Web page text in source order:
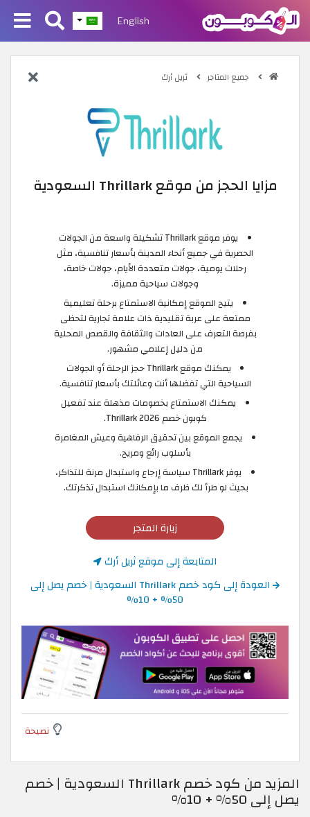
English
جميع المتاجر ثريل أرك
مزايا الحجز من موقع Thrillark السعودية
يوفر موقع Thrillark تشكيلة واسعة من الجولات
الحصرية في جميع أنحاء المدينة بأسعار تنافسية، مثل
رحلات يومية، جولات متعددة الأيام، جولات خاصة،
وجولات سياحية مميزة.
يتيح الموقع إمكانية الاستمتاع برحلة تعليمية
ممتعة على عربة تقليدية ذات علامة تجارية لتحظى
بفرصة التعرف على العادات والثقافة والقصص المحلية
من دليل إعلامي مشهور.
يمكنك موقع Thrillark حجز الرحلة أو الجولات
السياحية التي تفضلها أنت وعائلتك بأسعار تنافسية.
يمكنك الاستمتاع بخصومات مذهلة عند تفعيل
كوبون خصم Thrillark 2026.
يجمع الموقع بين تحقيق الرفاهية وعيش المغامرة
بأسلوب رائع ومريح.
يوفر Thrillark سياسة إرجاع واستبدال مرنة للتذاكر،
بحيث لو طرأ لك ظرف ما بإمكانك استبدال تذكرتك. ​
زيارة المتجر
المتابعة إلى موقع ثريل أرك
العودة إلى كود خصم Thrillark السعودية | خصم يصل إلى
50% + 10%
نصيحة
المزيد من كود خصم Thrillark السعودية | خصم
يصل إلى 50% + 10%